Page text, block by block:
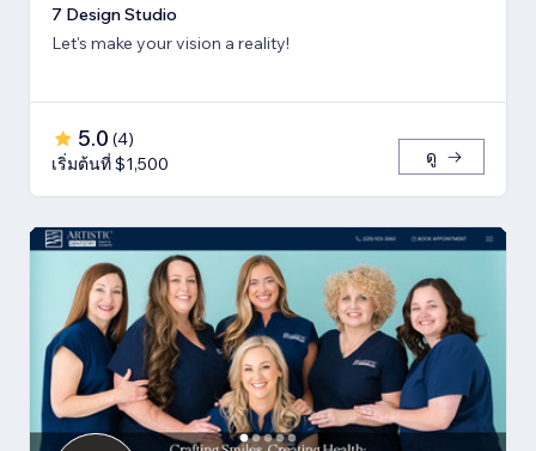
7 Design Studio
Let's make your vision a reality!
5.0 (4)
เริ่มต้นที่ $1,500
ดู